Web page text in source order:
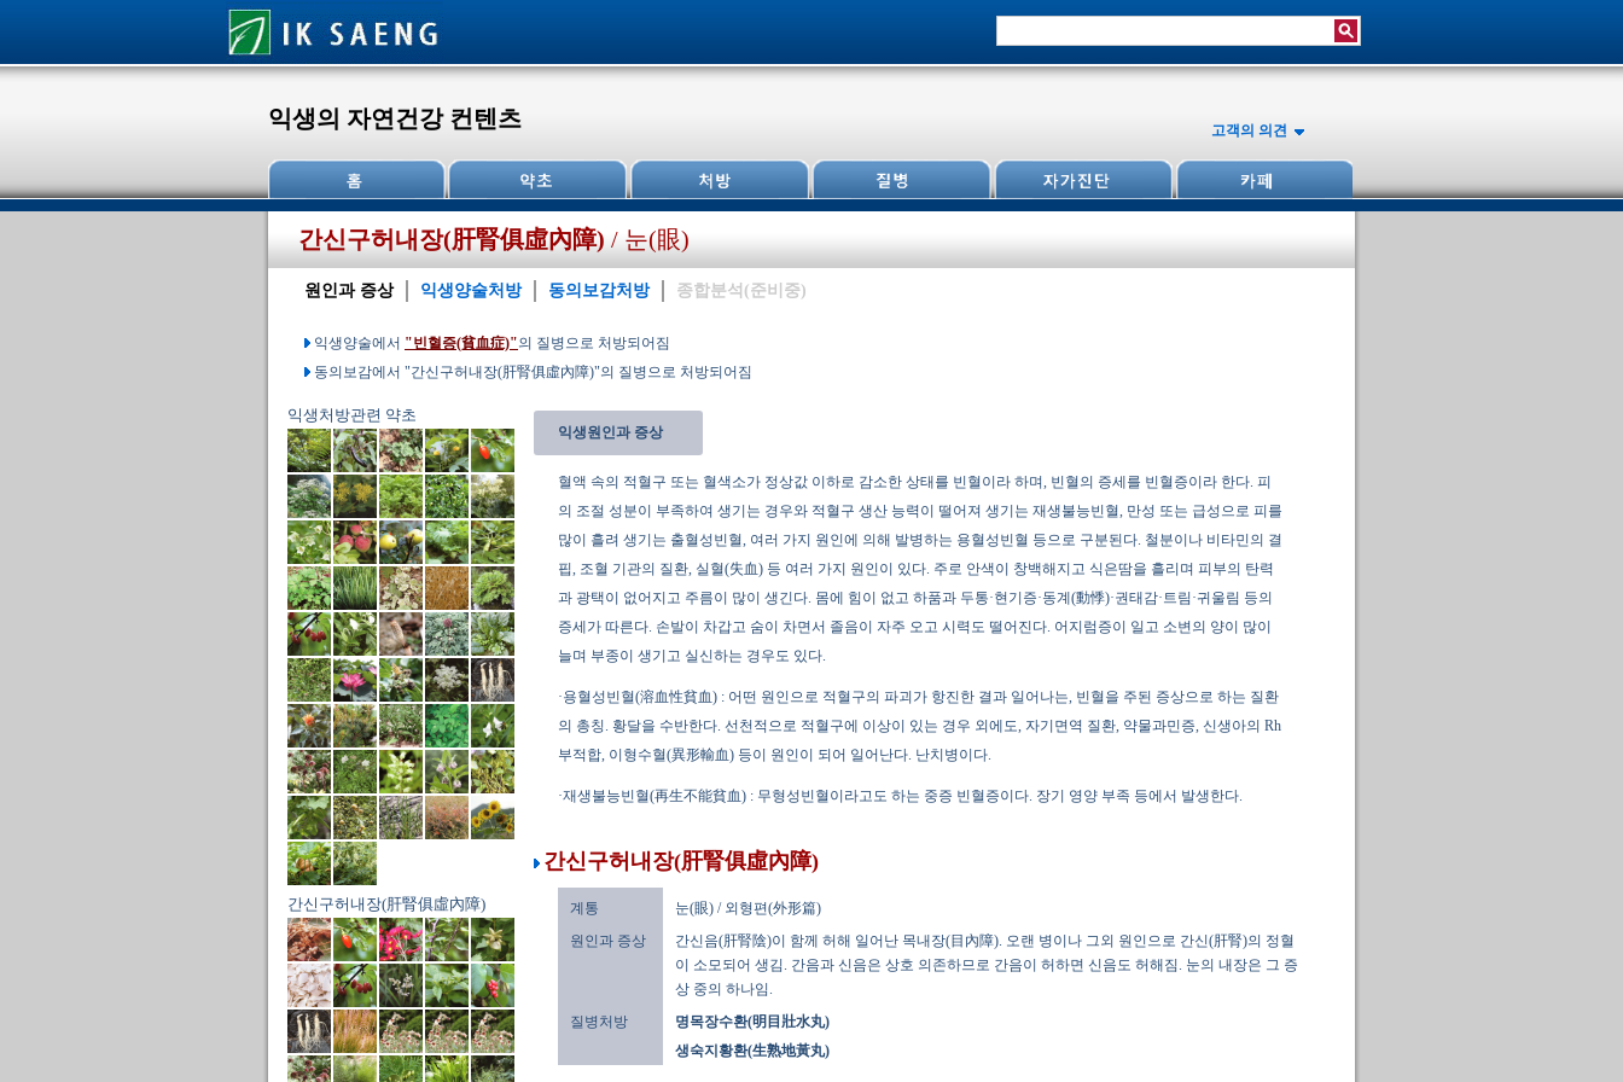
익생의 자연건강 컨텐츠 고객의 의견
간신구허내장(肝腎俱虛內障) / 눈(眼)
원인과 증상 익생양술처방 동의보감처방 종합분석(준비중)
익생양술에서 "빈혈증(貧血症)"의 질병으로 처방되어짐
동의보감에서 "간신구허내장(肝腎俱虛內障)"의 질병으로 처방되어짐
익생처방관련 약초
간신구허내장(肝腎俱虛內障)
익생원인과 증상
혈액 속의 적혈구 또는 혈색소가 정상값 이하로 감소한 상태를 빈혈이라 하며, 빈혈의 증세를 빈혈증이라 한다. 피
의 조절 성분이 부족하여 생기는 경우와 적혈구 생산 능력이 떨어져 생기는 재생불능빈혈, 만성 또는 급성으로 피를
많이 흘려 생기는 출혈성빈혈, 여러 가지 원인에 의해 발병하는 용혈성빈혈 등으로 구분된다. 철분이나 비타민의 결
핍, 조혈 기관의 질환, 실혈(失血) 등 여러 가지 원인이 있다. 주로 안색이 창백해지고 식은땀을 흘리며 피부의 탄력
과 광택이 없어지고 주름이 많이 생긴다. 몸에 힘이 없고 하품과 두통·현기증·동계(動悸)·권태감·트림·귀울림 등의
증세가 따른다. 손발이 차갑고 숨이 차면서 졸음이 자주 오고 시력도 떨어진다. 어지럼증이 일고 소변의 양이 많이
늘며 부종이 생기고 실신하는 경우도 있다.
·용혈성빈혈(溶血性貧血) : 어떤 원인으로 적혈구의 파괴가 항진한 결과 일어나는, 빈혈을 주된 증상으로 하는 질환
의 총칭. 황달을 수반한다. 선천적으로 적혈구에 이상이 있는 경우 외에도, 자기면역 질환, 약물과민증, 신생아의 Rh
부적합, 이형수혈(異形輸血) 등이 원인이 되어 일어난다. 난치병이다.
·재생불능빈혈(再生不能貧血) : 무형성빈혈이라고도 하는 중증 빈혈증이다. 장기 영양 부족 등에서 발생한다.
간신구허내장(肝腎俱虛內障)
계통
눈(眼) / 외형편(外形篇)
원인과 증상
간신음(肝腎陰)이 함께 허해 일어난 목내장(目內障). 오랜 병이나 그외 원인으로 간신(肝腎)의 정혈
이 소모되어 생김. 간음과 신음은 상호 의존하므로 간음이 허하면 신음도 허해짐. 눈의 내장은 그 증
상 중의 하나임.
질병처방
명목장수환(明目壯水丸)
생숙지황환(生熟地黃丸)